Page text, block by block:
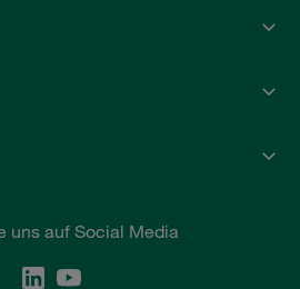
uns auf Social Media